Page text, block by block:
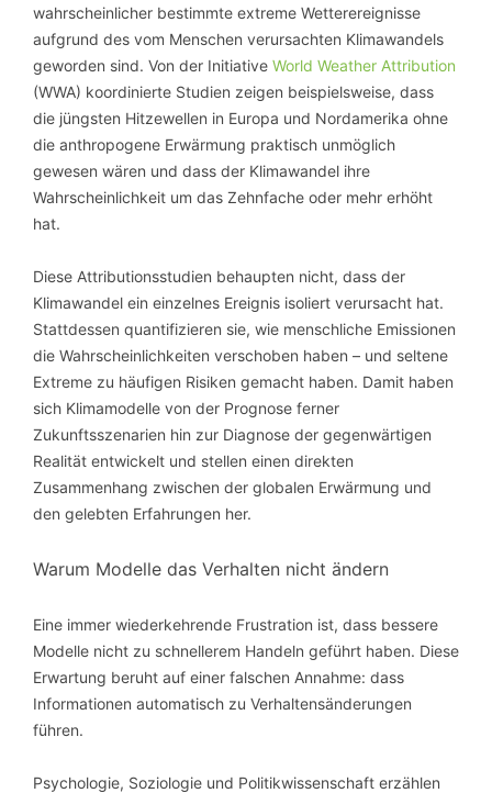
wahrscheinlicher bestimmte extreme Wetterereignisse
aufgrund des vom Menschen verursachten Klimawandels
geworden sind. Von der Initiative World Weather Attribution
(WWA) koordinierte Studien zeigen beispielsweise, dass
die jüngsten Hitzewellen in Europa und Nordamerika ohne
die anthropogene Erwärmung praktisch unmöglich
gewesen wären und dass der Klimawandel ihre
Wahrscheinlichkeit um das Zehnfache oder mehr erhöht
hat.
Diese Attributionsstudien behaupten nicht, dass der
Klimawandel ein einzelnes Ereignis isoliert verursacht hat.
Stattdessen quantifizieren sie, wie menschliche Emissionen
die Wahrscheinlichkeiten verschoben haben – und seltene
Extreme zu häufigen Risiken gemacht haben. Damit haben
sich Klimamodelle von der Prognose ferner
Zukunftsszenarien hin zur Diagnose der gegenwärtigen
Realität entwickelt und stellen einen direkten
Zusammenhang zwischen der globalen Erwärmung und
den gelebten Erfahrungen her.
Warum Modelle das Verhalten nicht ändern
Eine immer wiederkehrende Frustration ist, dass bessere
Modelle nicht zu schnellerem Handeln geführt haben. Diese
Erwartung beruht auf einer falschen Annahme: dass
Informationen automatisch zu Verhaltensänderungen
führen.
Psychologie, Soziologie und Politikwissenschaft erzählen